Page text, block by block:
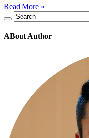
Read More »
ABout Author